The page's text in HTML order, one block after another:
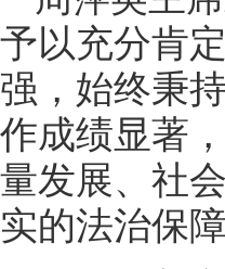
予以充分肯
强，始终秉
作成绩显著
量发展、社
实的法治保障